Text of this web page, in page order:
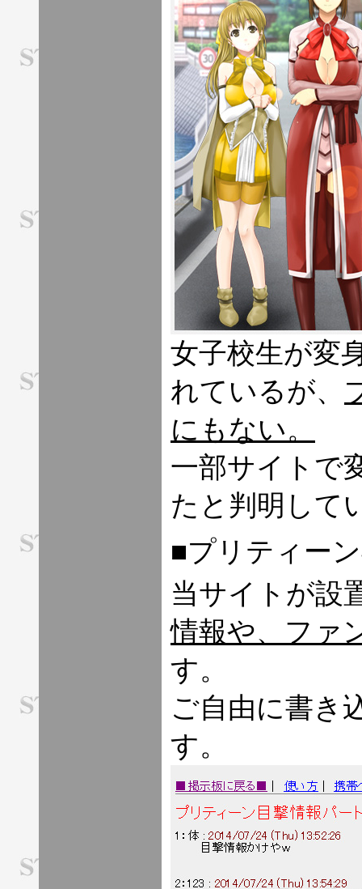
女子校生が変
れているが、
にもない。
一部サイトで
たと判明して
■プリティー
当サイトが設
情報や、ファ
す。
ご自由に書き
す。